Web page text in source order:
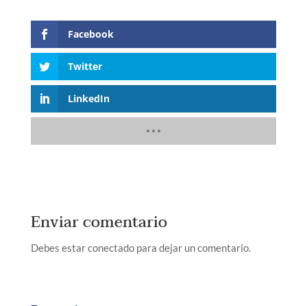
Facebook
Twitter
LinkedIn
Enviar comentario
Debes estar conectado para dejar un comentario.